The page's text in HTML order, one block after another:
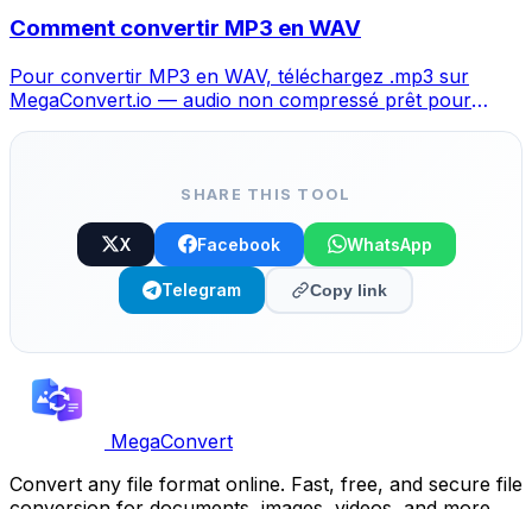
Comment convertir MP3 en WAV
Pour convertir MP3 en WAV, téléchargez .mp3 sur
MegaConvert.io — audio non compressé prêt pour
SHARE THIS TOOL
X Facebook WhatsApp
Telegram Copy link
MegaConvert
Convert any file format online. Fast, free, and secure file